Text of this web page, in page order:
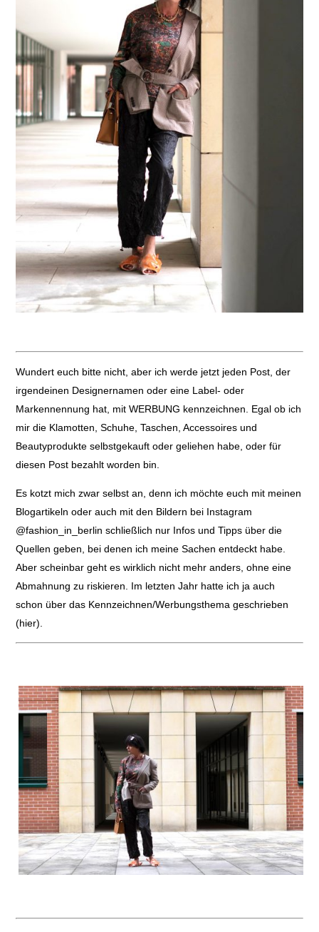
Wundert euch bitte nicht, aber ich werde jetzt jeden Post, der
irgendeinen Designernamen oder eine Label- oder
Markennennung hat, mit WERBUNG kennzeichnen. Egal ob ich
mir die Klamotten, Schuhe, Taschen, Accessoires und
Beautyprodukte selbstgekauft oder geliehen habe, oder für
diesen Post bezahlt worden bin.
Es kotzt mich zwar selbst an, denn ich möchte euch mit meinen
Blogartikeln oder auch mit den Bildern bei Instagram
@fashion_in_berlin schließlich nur Infos und Tipps über die
Quellen geben, bei denen ich meine Sachen entdeckt habe.
Aber scheinbar geht es wirklich nicht mehr anders, ohne eine
Abmahnung zu riskieren. Im letzten Jahr hatte ich ja auch
schon über das Kennzeichnen/Werbungsthema geschrieben
(hier).